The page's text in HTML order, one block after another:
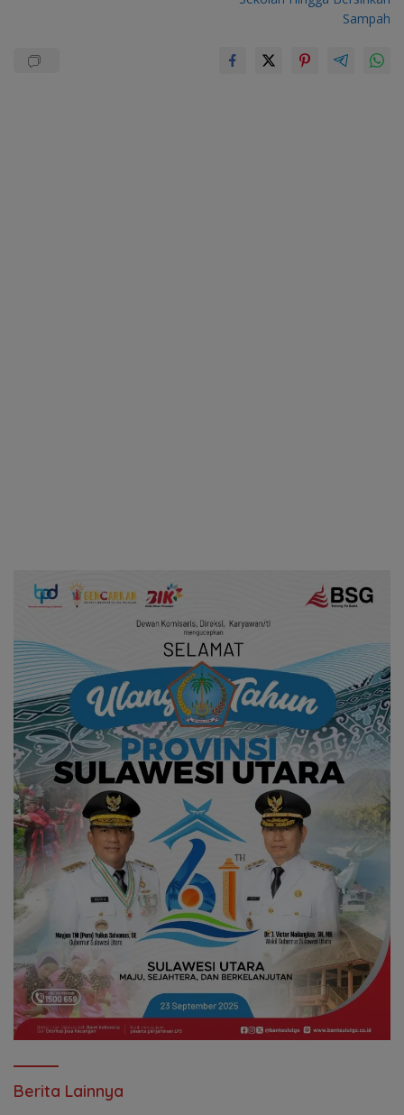
Sampah
Berita Lainnya